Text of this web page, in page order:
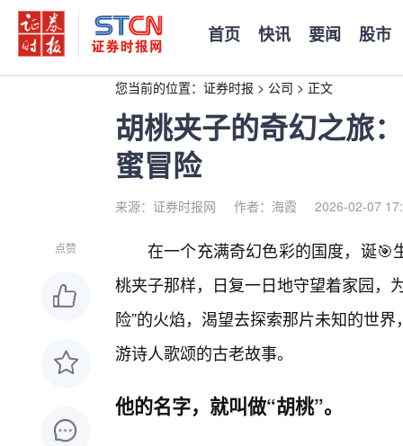
首页 快讯 要闻 股市
您当前的位置： 证券时报 > 公司 > 正文
胡桃夹子的奇幻之旅
蜜冒险
来源：证券时报网 作者：海霞 2026-02-07
点赞
在一个充满奇幻色彩的国度，诞🎯
桃夹子那样，日复一日地守望着家园，
险”的火焰，渴望去探索那片未知的世
游诗人歌颂的古老故事。
他的名字，就叫做“胡桃”。